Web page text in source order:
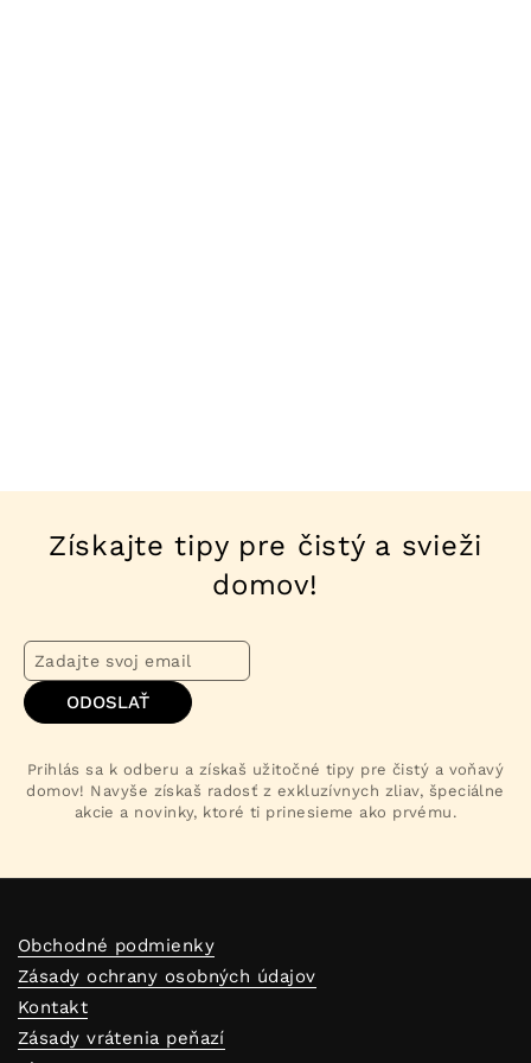
Získajte tipy pre čistý a svieži
domov!
ODOSLAŤ
Prihlás sa k odberu a získaš užitočné tipy pre čistý a voňavý
domov! Navyše získaš radosť z exkluzívnych zliav, špeciálne
akcie a novinky, ktoré ti prinesieme ako prvému.
Obchodné podmienky
Zásady ochrany osobných údajov
Kontakt
Zásady vrátenia peňazí